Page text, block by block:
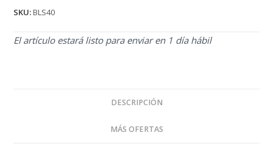
SKU:BLS40
El artículo estará listo para enviar en 1 día hábil
DESCRIPCIÓN
MÁS OFERTAS